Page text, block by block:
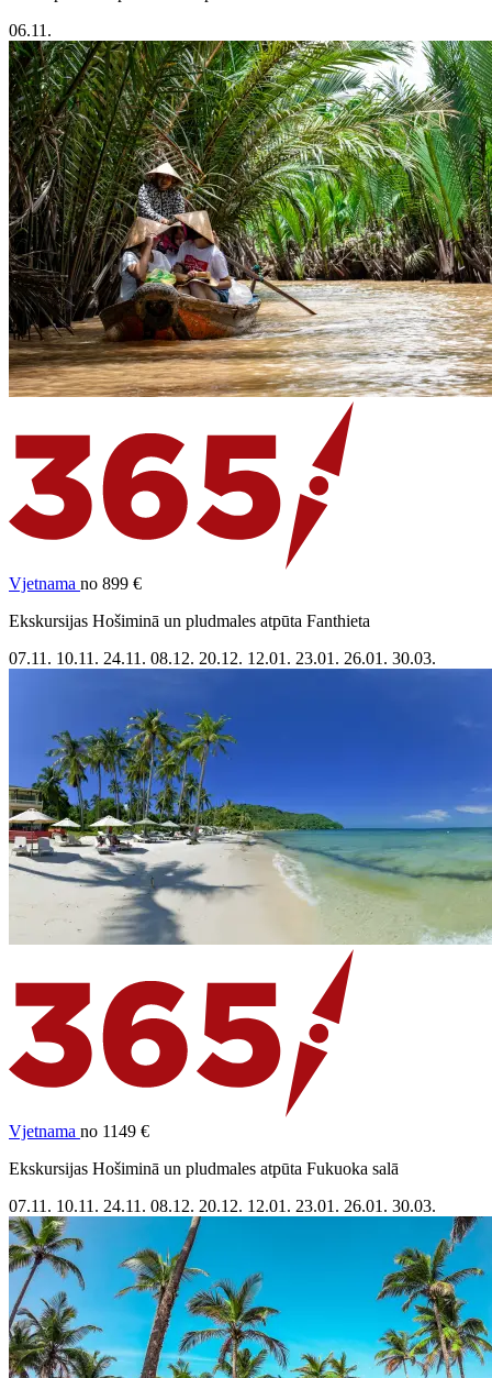
06.11.
Vjetnama no 899 €
Ekskursijas Hošiminā un pludmales atpūta Fanthieta
07.11. 10.11. 24.11. 08.12. 20.12. 12.01. 23.01. 26.01. 30.03.
Vjetnama no 1149 €
Ekskursijas Hošiminā un pludmales atpūta Fukuoka salā
07.11. 10.11. 24.11. 08.12. 20.12. 12.01. 23.01. 26.01. 30.03.